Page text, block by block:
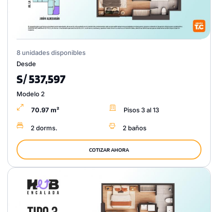
8 unidades disponibles
Desde
S/ 537,597
Modelo 2
70.97 m² Pisos 3 al 13
2 dorms. 2 baños
COTIZAR AHORA